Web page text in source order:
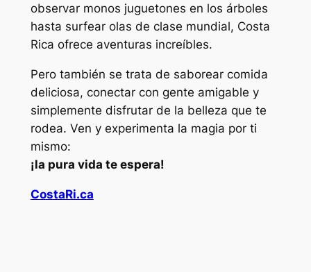
observar monos juguetones en los árboles
hasta surfear olas de clase mundial, Costa
Rica ofrece aventuras increíbles.
Pero también se trata de saborear comida
deliciosa, conectar con gente amigable y
simplemente disfrutar de la belleza que te
rodea. Ven y experimenta la magia por ti
mismo:
¡la pura vida te espera!
CostaRi.ca